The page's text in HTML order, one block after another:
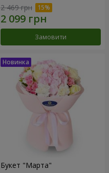
2 469 грн
Замовити
Букет "Марта"